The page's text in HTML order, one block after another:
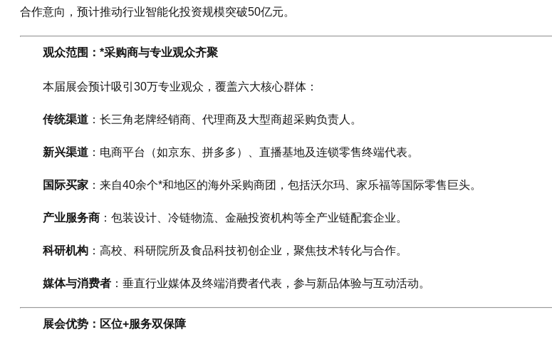
合作意向，预计推动行业智能化投资规模突破50亿元。
观众范围：*采购商与专业观众齐聚
本届展会预计吸引30万专业观众，覆盖六大核心群体：
传统渠道 ：长三角老牌经销商、代理商及大型商超采购负责人。
新兴渠道 ：电商平台（如京东、拼多多）、直播基地及连锁零售终端代表。
国际买家 ：来自40余个*和地区的海外采购商团，包括沃尔玛、家乐福等国际零售巨头。
产业服务商 ：包装设计、冷链物流、金融投资机构等全产业链配套企业。
科研机构 ：高校、科研院所及食品科技初创企业，聚焦技术转化与合作。
媒体与消费者 ：垂直行业媒体及终端消费者代表，参与新品体验与互动活动。
展会优势：区位+服务双保障